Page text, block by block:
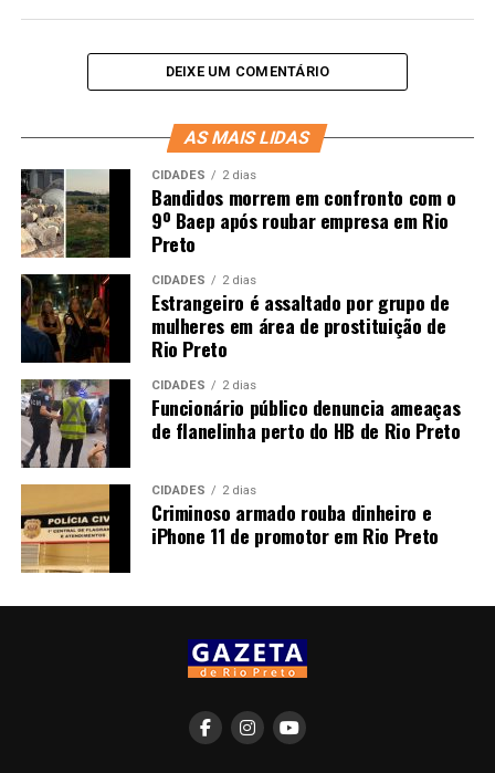
DEIXE UM COMENTÁRIO
AS MAIS LIDAS
CIDADES 2 dias
Bandidos morrem em confronto com o
9º Baep após roubar empresa em Rio
Preto
CIDADES 2 dias
Estrangeiro é assaltado por grupo de
mulheres em área de prostituição de
Rio Preto
CIDADES 2 dias
Funcionário público denuncia ameaças
de flanelinha perto do HB de Rio Preto
CIDADES 2 dias
Criminoso armado rouba dinheiro e
iPhone 11 de promotor em Rio Preto